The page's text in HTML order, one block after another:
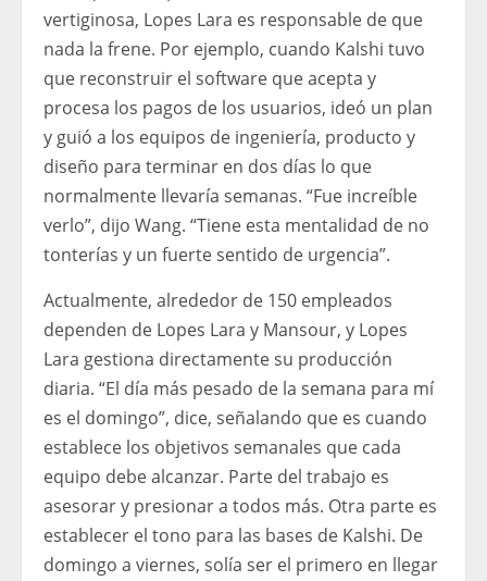
vertiginosa, Lopes Lara es responsable de que
nada la frene. Por ejemplo, cuando Kalshi tuvo
que reconstruir el software que acepta y
procesa los pagos de los usuarios, ideó un plan
y guió a los equipos de ingeniería, producto y
diseño para terminar en dos días lo que
normalmente llevaría semanas. “Fue increíble
verlo”, dijo Wang. “Tiene esta mentalidad de no
tonterías y un fuerte sentido de urgencia”.
Actualmente, alrededor de 150 empleados
dependen de Lopes Lara y Mansour, y Lopes
Lara gestiona directamente su producción
diaria. “El día más pesado de la semana para mí
es el domingo”, dice, señalando que es cuando
establece los objetivos semanales que cada
equipo debe alcanzar. Parte del trabajo es
asesorar y presionar a todos más. Otra parte es
establecer el tono para las bases de Kalshi. De
domingo a viernes, solía ser el primero en llegar